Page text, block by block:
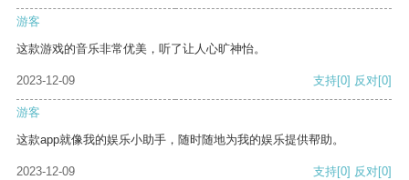
游客
这款游戏的音乐非常优美，听了让人心旷神怡。
2023-12-09 支持[0] 反对[0]
游客
这款app就像我的娱乐小助手，随时随地为我的娱乐提供帮助。
2023-12-09 支持[0] 反对[0]